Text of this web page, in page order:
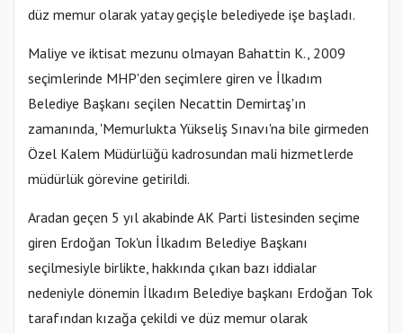
düz memur olarak yatay geçişle belediyede işe başladı.
Maliye ve iktisat mezunu olmayan Bahattin K., 2009
seçimlerinde MHP'den seçimlere giren ve İlkadım
Belediye Başkanı seçilen Necattin Demirtaş'ın
zamanında, 'Memurlukta Yükseliş Sınavı'na bile girmeden
Özel Kalem Müdürlüğü kadrosundan mali hizmetlerde
müdürlük görevine getirildi.
Aradan geçen 5 yıl akabinde AK Parti listesinden seçime
giren Erdoğan Tok'un İlkadım Belediye Başkanı
seçilmesiyle birlikte, hakkında çıkan bazı iddialar
nedeniyle dönemin İlkadım Belediye başkanı Erdoğan Tok
tarafından kızağa çekildi ve düz memur olarak